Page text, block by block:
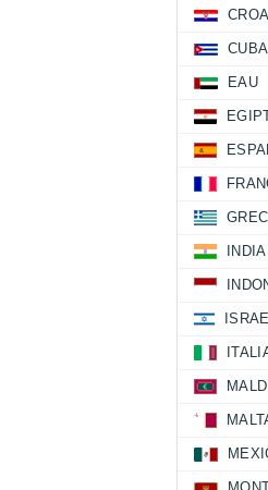
CUBA
EAU
INDIA